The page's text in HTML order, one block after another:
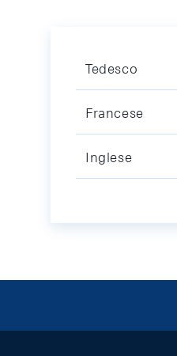
Tedesco
Francese
Inglese